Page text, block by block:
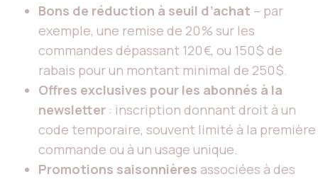
Bons de réduction à seuil d’achat – par
exemple, une remise de 20 % sur les
commandes dépassant 120 €, ou 150 $ de
rabais pour un montant minimal de 250 $.
Offres exclusives pour les abonnés à la
newsletter : inscription donnant droit à un
code temporaire, souvent limité à la première
commande ou à un usage unique.
Promotions saisonnières associées à des